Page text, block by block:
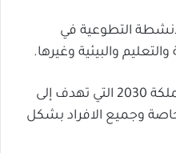
التطوعية في
والبيئية وغيرها.
وذلك تحت الرؤية الشاملة للمملكة 2030 التي تهدف إلى
وجميع الافراد بشكل